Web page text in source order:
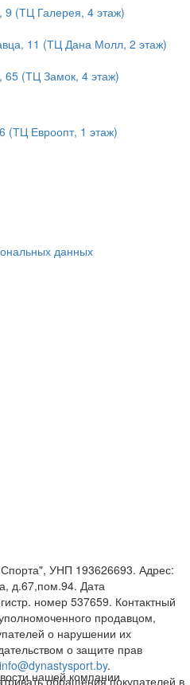
9 (ТЦ Галерея, 4 этаж)
11 (ТЦ Дана Молл, 2 этаж)
65 (ТЦ Замок, 4 этаж)
(ТЦ Евроопт, 1 этаж)
данных
УНП 193626693. Адрес:
д.67,пом.94. Дата
номер 537659. Контактный
продавцом,
о нарушении их
о защите прав
info@dynastysport.by.
обращения покупателей в
нашей компании